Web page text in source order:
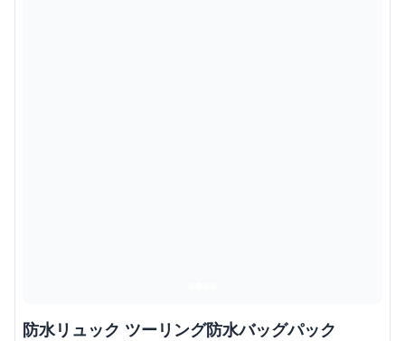
防水リュック ツーリング防水バッグパック